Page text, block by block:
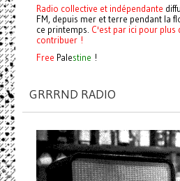
Radio collective et indépendante
FM, depuis mer et terre pendant la
ce printemps. C'est par ici pour plus
contribuer !
Free Palestine !
GRRRND RADIO